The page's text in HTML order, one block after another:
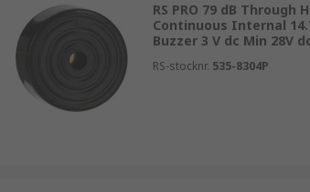
RS PRO 79 dB Through
Continuous Internal
Buzzer 3 V dc Min 28V
RS-stocknr. 535-8304P